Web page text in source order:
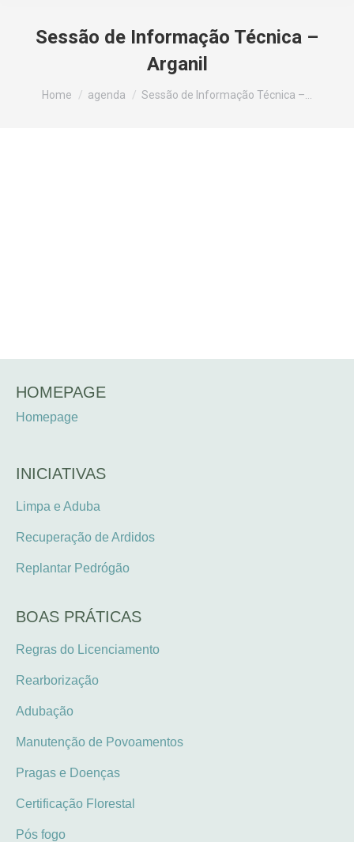
Sessão de Informação Técnica –
Arganil
You are here:
Home agenda Sessão de Informação Técnica –…
HOMEPAGE
Homepage
INICIATIVAS
Limpa e Aduba
Recuperação de Ardidos
Replantar Pedrógão
BOAS PRÁTICAS
Regras do Licenciamento
Rearborização
Adubação
Manutenção de Povoamentos
Pragas e Doenças
Certificação Florestal
Pós fogo